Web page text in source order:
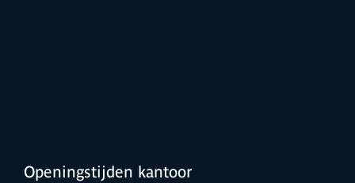
Openingstijden kantoor